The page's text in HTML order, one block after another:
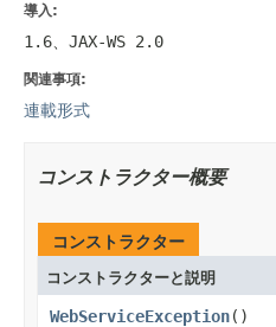
導入:
1.6、JAX-WS 2.0
関連事項:
連載形式
コンストラクター概要
コンストラクター
コンストラクターと説明
WebServiceException()